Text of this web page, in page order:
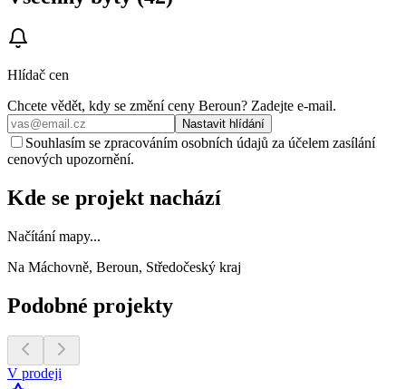
Hlídač cen
Chcete vědět, kdy se změní ceny Beroun? Zadejte e‑mail.
Nastavit hlídání
Souhlasím se zpracováním osobních údajů za účelem zasílání
cenových upozornění.
Kde se projekt nachází
Načítání mapy...
Na Máchovně, Beroun, Středočeský kraj
Podobné projekty
V prodeji